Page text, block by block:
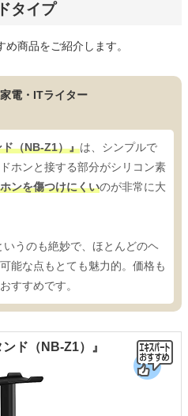
タイプ
商品をご紹介します。
電・ITライター
（NB-Z1）』は、シンプルで
ホンと接する部分がシリコン素
ンを傷つけにくいのが非常に大
うのも絶妙で、ほとんどのヘ
能な点もとても魅力的。価格も
すすめです。
ド（NB-Z1）』